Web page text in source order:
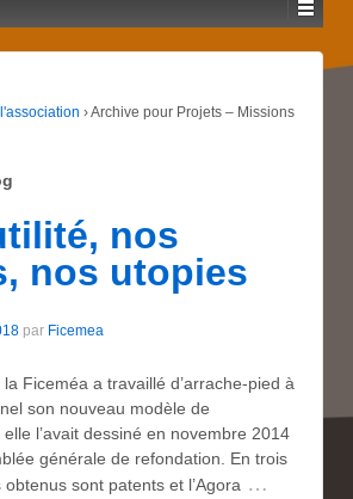
›Archive pour Projets – Missions
nos
nos utopies
par Ficemea
Ficeméa a travaillé d’arrache-pied à
son nouveau modèle de
l’avait dessiné en novembre 2014
générale de refondation. En trois
sont patents et l’Agora …